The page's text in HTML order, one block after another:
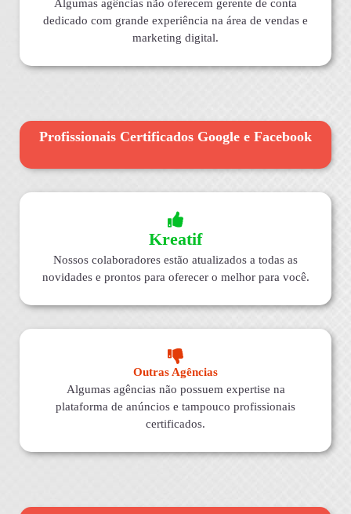
Algumas agências não oferecem gerente de conta
dedicado com grande experiência na área de vendas e
marketing digital.
Profissionais Certificados Google e Facebook
Kreatif
Nossos colaboradores estão atualizados a todas as
novidades e prontos para oferecer o melhor para você.
Outras Agências
Algumas agências não possuem expertise na
plataforma de anúncios e tampouco profissionais
certificados.